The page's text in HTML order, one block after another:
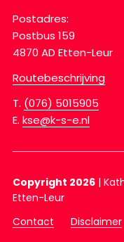
Postadres:
Postbus 159
4870 AD Etten-Leur
Routebeschrijving
T. (076) 5015905
E. kse@k-s-e.nl
Copyright 2026 |
Etten-Leur
Contact
Disclaimer